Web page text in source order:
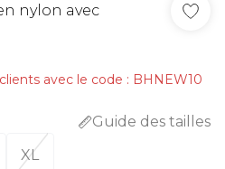
nylon avec
avec le code : BHNEW10
Guide des tailles
XL